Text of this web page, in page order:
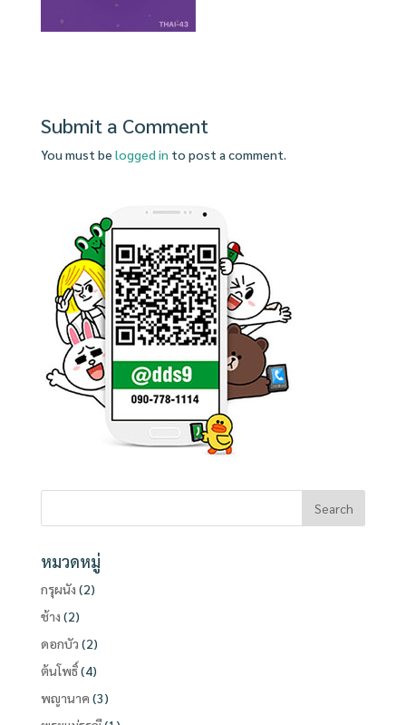
Submit a Comment
You must be logged in to post a comment.
หมวดหมู่
กรุผนัง (2)
ช้าง (2)
ดอกบัว (2)
ต้นโพธิ์(4)
พญานาค (3)